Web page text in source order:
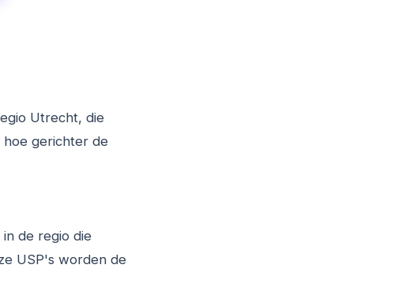
Utrecht, die
hoe gerichter de
de regio die
USP's worden de